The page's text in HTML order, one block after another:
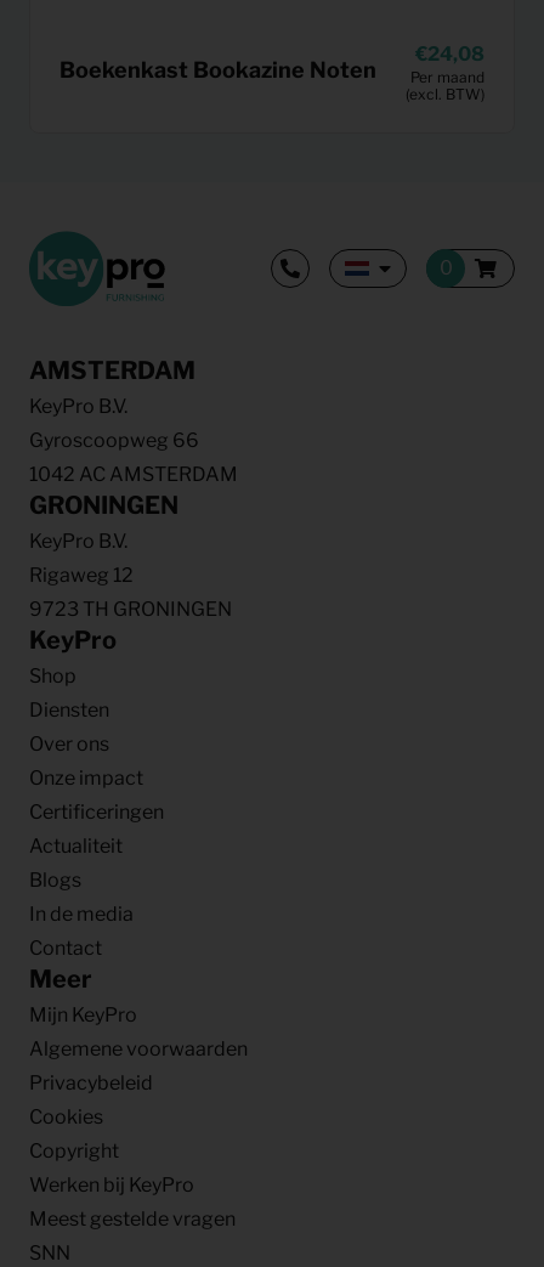
Boekenkast Bookazine Noten
24,08
Per maand
(excl. BTW)
AMSTERDAM
KeyPro B.V.
Gyroscoopweg 66
1042 AC AMSTERDAM
GRONINGEN
KeyPro B.V.
Rigaweg 12
9723 TH GRONINGEN
KeyPro
Shop
Diensten
Over ons
Onze impact
Certificeringen
Actualiteit
Blogs
In de media
Contact
Meer
Mijn KeyPro
Algemene voorwaarden
Privacybeleid
Cookies
Copyright
Werken bij KeyPro
Meest gestelde vragen
SNN